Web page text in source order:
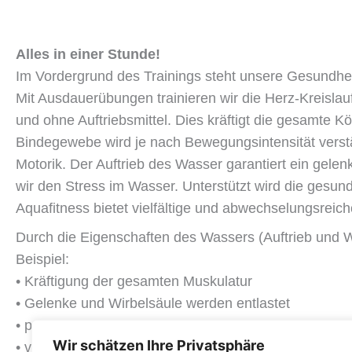
Wir schätzen Ihre Privatsphäre
Alles in einer Stunde!
Im Vordergrund des Trainings steht unsere
Mit Ausdauerübungen trainieren wir die Herz-
und ohne Auftriebsmittel. Dies kräftigt die gesamte
Bindegewebe wird je nach Bewegungsintensität
Motorik. Der Auftrieb des Wasser garantiert ein
wir den Stress im Wasser. Unterstützt wird die
Aquafitness bietet vielfältige und
Durch die Eigenschaften des Wassers (Auftrieb und
Beispiel:
• Kräftigung der gesamten Muskulatur
• Gelenke und Wirbelsäule werden entlastet
• positive Wirkung auf das Herz-Kreislauf-System
• verbesserte Durchblutung der Haut (Massageeffekt)